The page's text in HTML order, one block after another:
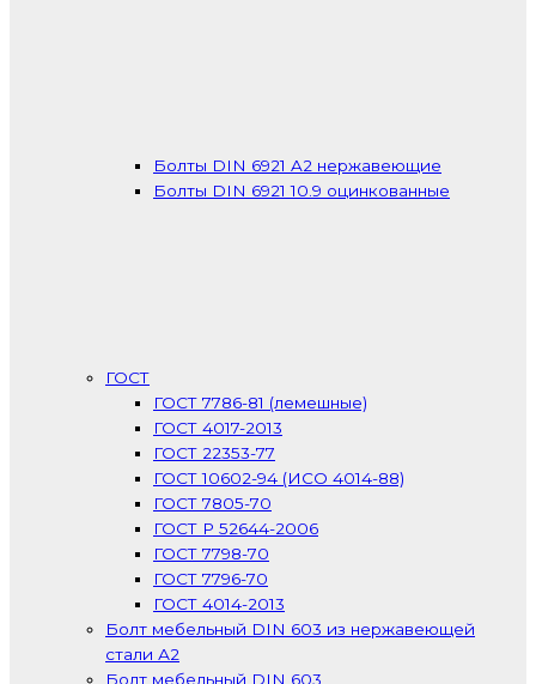
Болты DIN 6921 A2 нержавеющие
Болты DIN 6921 10.9 оцинкованные
ГОСТ
ГОСТ 7786-81 (лемешные)
ГОСТ 4017-2013
ГОСТ 22353-77
ГОСТ 10602-94 (ИСО 4014-88)
ГОСТ 7805-70
ГОСТ Р 52644-2006
ГОСТ 7798-70
ГОСТ 7796-70
ГОСТ 4014-2013
Болт мебельный DIN 603 из нержавеющей
стали А2
Болт мебельный DIN 603